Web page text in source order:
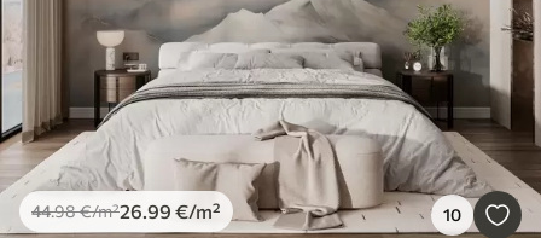
44.98€/m²26.99 €/m² 10